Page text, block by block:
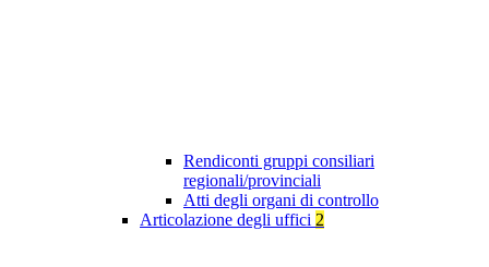
Rendiconti gruppi consiliari
regionali/provinciali
Atti degli organi di controllo
Articolazione degli uffici 2